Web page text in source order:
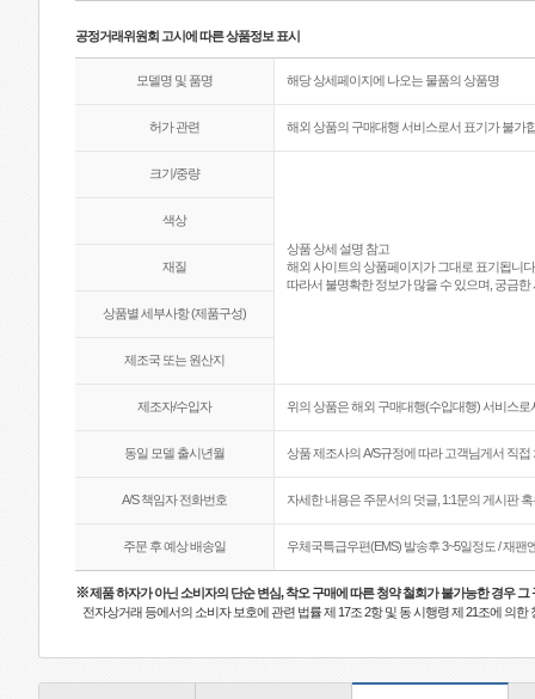
공정거래위원회 고시에 따른 상품정보 표시
모델명 및 품명 해당 상세페이지에 나오는 물품의 상품명
허가 관련 해외 상품의 구매대행 서비스로서 표기가 불가
크기/중량
상품 상세 설명 참고
해외 사이트의 상품페이지가 그대로 표기됩니
따라서 불명확한 정보가 많을 수 있으며, 궁금
색상
재질
상품별 세부사항 (제품구성)
제조국 또는 원산지
제조자/수입자 위의 상품은 해외 구매대행(수입대행) 서비스로
동일 모델 출시년월 상품 제조사의 A/S규정에 따라 고객님게서 직접
A/S 책임자 전화번호 자세한 내용은 주문서의 덧글, 1:1문의 게시판
주문 후 예상 배송일 우체국특급우편(EMS) 발송후 3~5일정도 / 재
※제품 하자가 아닌 소비자의 단순 변심, 착오 구매에 따른 청약 철회가 불가능한 경우 그
전자상거래 등에서의 소비자 보호에 관련 법률 제 17조 2항 및 동 시행령 제 21조에 의